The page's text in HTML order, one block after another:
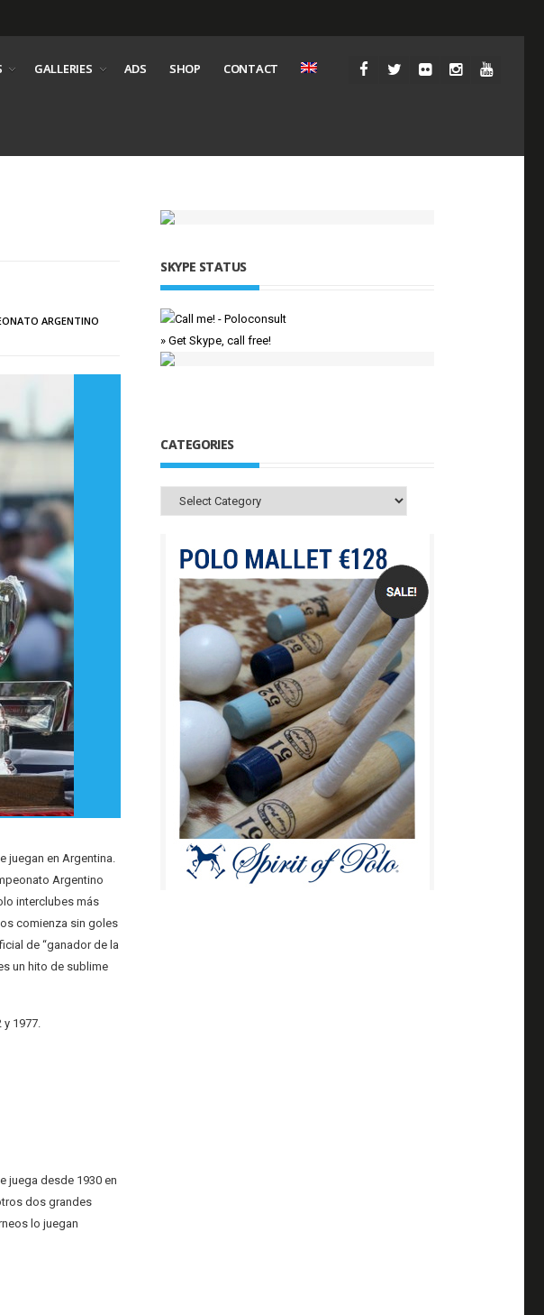
GALLERIES ADS SHOP CONTACT
ARGENTINO
juegan en Argentina.
Argentino
interclubes más
comienza sin goles
de “ganador de la
un hito de sublime
1977.
juega desde 1930 en
dos grandes
lo juegan
SKYPE STATUS
» Get Skype, call free!
CATEGORIES
Categories